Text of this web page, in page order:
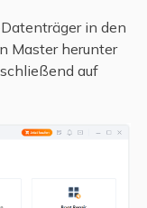
in den
Master herunter
auf